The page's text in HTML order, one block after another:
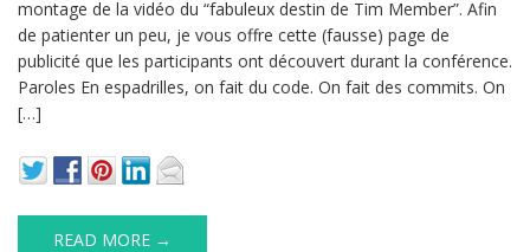
montage de la vidéo du “fabuleux destin de Tim Member”. Afin
de patienter un peu, je vous offre cette (fausse) page de
publicité que les participants ont découvert durant la conférence.
Paroles En espadrilles, on fait du code. On fait des commits. On
[…]
READ MORE →